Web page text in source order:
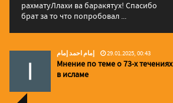
рахматуЛлахи ва баракятух! Спасибо
брат за то что попробовал ...
إمام احمد إمام 29.01.2025, 00:43
Мнение по теме о 73-х течениях
в исламе